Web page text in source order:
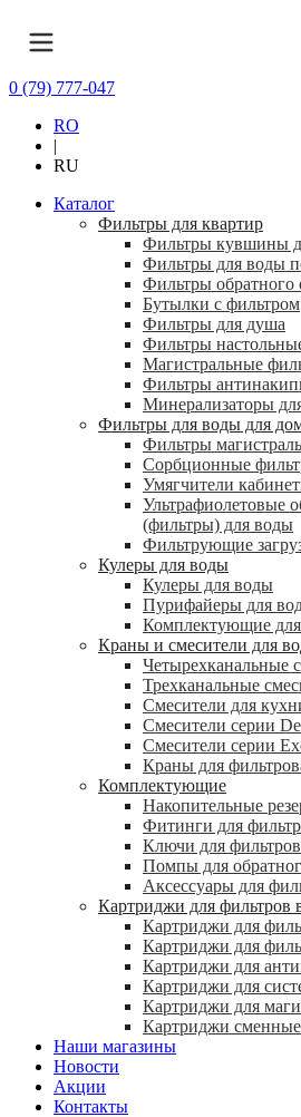
0 (79) 777-047
RO
|
RU
Каталог
Фильтры для квартир
Фильтры кувшины
Фильтры для воды
Фильтры обратного
Бутылки с фильтром
Фильтры для душа
Фильтры
Магистральные
Фильтры
Минерализаторы
Фильтры для воды для
Фильтры
Сорбционные
Умягчители
Ультрафиолетовые
(фильтры) для воды
Фильтрующие
Кулеры для воды
Кулеры для воды
Пурифайеры для
Комплектующие для
Краны и смесители для
Четырехканальные
Трехканальные
Смесители для
Смесители серии
Смесители серии
Краны для
Комплектующие
Накопительные
Фитинги для
Ключи для
Помпы для
Аксессуары для
Картриджи для фильтров
Картриджи для
Картриджи для
Картриджи для
Картриджи для
Картриджи для
Картриджи
Наши магазины
Новости
Акции
Контакты